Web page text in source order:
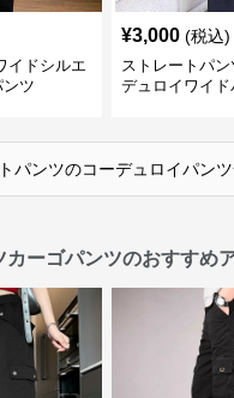
イドシルエ
ツ
¥3,000 (税込)
ストレートパ
デュロイワイド
パンツのコーデュロイパンツ
カーゴパンツのおすすめ